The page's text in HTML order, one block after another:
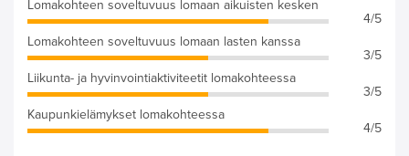
Lomakohteen soveltuvuus lomaan aikuisten kesken
4/5
Lomakohteen soveltuvuus lomaan lasten kanssa
3/5
Liikunta- ja hyvinvointiaktiviteetit lomakohteessa
3/5
Kaupunkielämykset lomakohteessa
4/5